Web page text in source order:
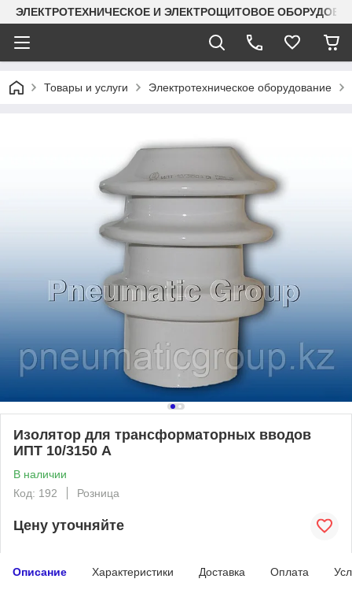
ЭЛЕКТРОТЕХНИЧЕСКОЕ И ЭЛЕКТРОЩИТОВОЕ
Товары и услуги Электротехническое оборудование
Изолятор для трансформаторных вводов
ИПТ 10/3150 А
В наличии
Код: 192
Розница
Цену уточняйте
Описание Характеристики Доставка Оплата